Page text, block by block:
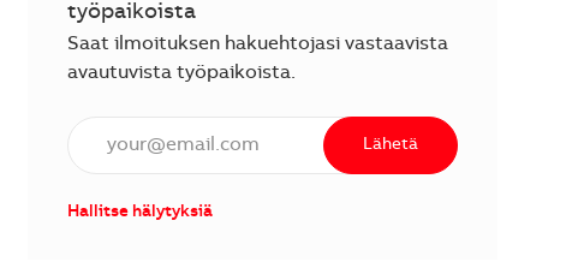
työpaikoista
Saat ilmoituksen hakuehtojasi vastaavista
avautuvista työpaikoista.
Anna sähköpostiosoite (vaaditaan).
Lähetä
Hallitse hälytyksiä